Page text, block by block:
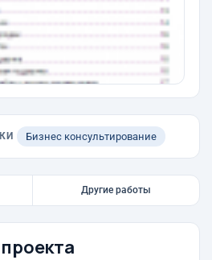
Бизнес консультирование
Другие работы